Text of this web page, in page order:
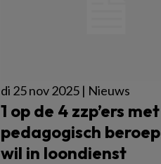
di 25 nov 2025 | Nieuws
1 op de 4 zzp’ers met
pedagogisch beroep
wil in loondienst